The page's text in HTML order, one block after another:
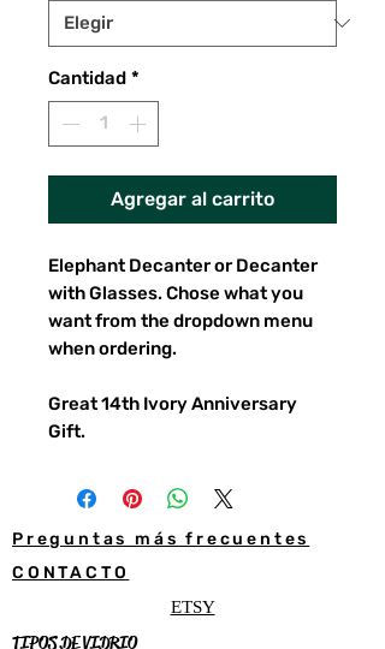
Cantidad *
Agregar al carrito
Elephant Decanter or Decanter
with Glasses. Chose what you
want from the dropdown menu
when ordering.
Great 14th Ivory Anniversary
Gift.
Preguntas más frecuentes
CONTACTO
ETSY
TIPOS DE VIDRIO